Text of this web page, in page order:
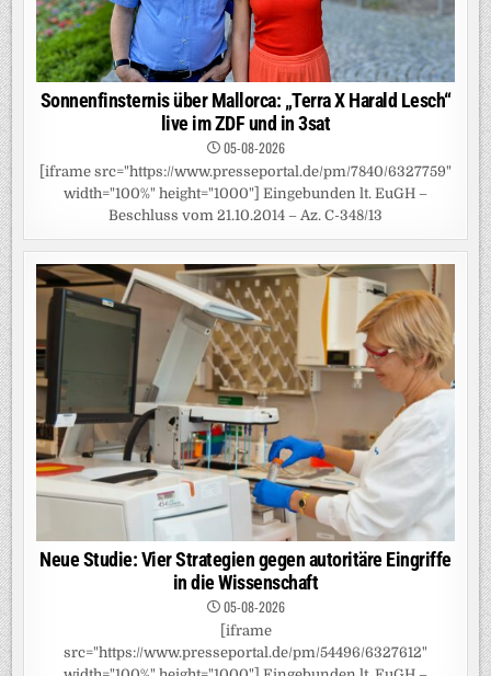
Sonnenfinsternis über Mallorca: „Terra X Harald Lesch“
live im ZDF und in 3sat
05-08-2026
[iframe src="https://www.presseportal.de/pm/7840/6327759"
width="100%" height="1000"] Eingebunden lt. EuGH –
Beschluss vom 21.10.2014 – Az. C-348/13
Neue Studie: Vier Strategien gegen autoritäre Eingriffe
in die Wissenschaft
05-08-2026
[iframe
src="https://www.presseportal.de/pm/54496/6327612"